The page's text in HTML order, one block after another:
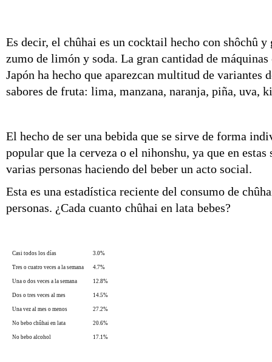
Es decir, el chûhai es un cocktail hecho con shôchû
zumo de limón y soda. La gran cantidad de máquinas
Japón ha hecho que aparezcan multitud de variantes
sabores de fruta: lima, manzana, naranja, piña, uva,
El hecho de ser una bebida que se sirve de forma
popular que la cerveza o el nihonshu, ya que en
varias personas haciendo del beber un acto social.
Esta es una estadística reciente del consumo de
personas. ¿Cada cuanto chûhai en lata bebes?
Casi todos los días 3.0%
Tres o cuatro veces a la semana 4.7%
Una o dos veces a la semana 12.8%
Dos o tres veces al mes 14.5%
Una vez al mes o menos 27.2%
No bebo chûhai en lata 20.6%
No bebo alcohol 17.1%